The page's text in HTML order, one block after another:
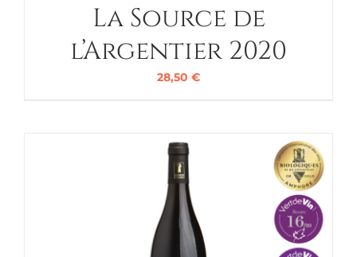
La Source de
l’Argentier 2020
28,50 €